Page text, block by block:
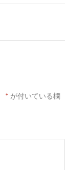
* が付いている欄